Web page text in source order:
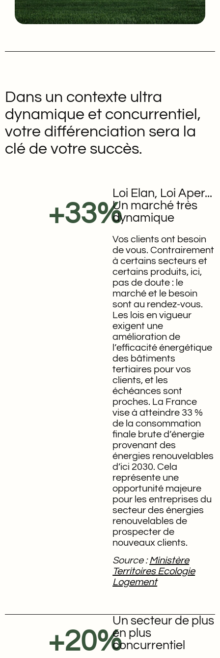
Dans un contexte ultra
dynamique et concurrentiel,
votre différenciation sera la
clé de votre succès.
+33%
Loi Elan, Loi Aper...
Un marché très
dynamique
Vos clients ont besoin
de vous. Contrairement
à certains secteurs et
certains produits, ici,
pas de doute : le
marché et le besoin
sont au rendez-vous.
Les lois en vigueur
exigent une
amélioration de
l’efficacité énergétique
des bâtiments
tertiaires pour vos
clients, et les
échéances sont
proches. La France
vise à atteindre 33 %
de la consommation
finale brute d’énergie
provenant des
énergies renouvelables
d’ici 2030. Cela
représente une
opportunité majeure
pour les entreprises du
secteur des énergies
renouvelables de
prospecter de
nouveaux clients.
Source :Ministère
Territoires Ecologie
Logement
+20%
Un secteur de plus
en plus
concurrentiel